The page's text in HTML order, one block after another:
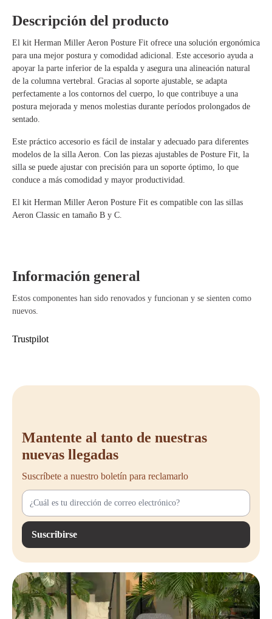
Descripción del producto
El kit Herman Miller Aeron Posture Fit ofrece una solución ergonómica
para una mejor postura y comodidad adicional. Este accesorio ayuda a
apoyar la parte inferior de la espalda y asegura una alineación natural
de la columna vertebral. Gracias al soporte ajustable, se adapta
perfectamente a los contornos del cuerpo, lo que contribuye a una
postura mejorada y menos molestias durante períodos prolongados de
sentado.
Este práctico accesorio es fácil de instalar y adecuado para diferentes
modelos de la silla Aeron. Con las piezas ajustables de Posture Fit, la
silla se puede ajustar con precisión para un soporte óptimo, lo que
conduce a más comodidad y mayor productividad.
El kit Herman Miller Aeron Posture Fit es compatible con las sillas
Aeron Classic en tamaño B y C.
Información general
Estos componentes han sido renovados y funcionan y se sienten como
nuevos.
Trustpilot
Mantente al tanto de nuestras
nuevas llegadas
Suscríbete a nuestro boletín para reclamarlo
Suscribirse